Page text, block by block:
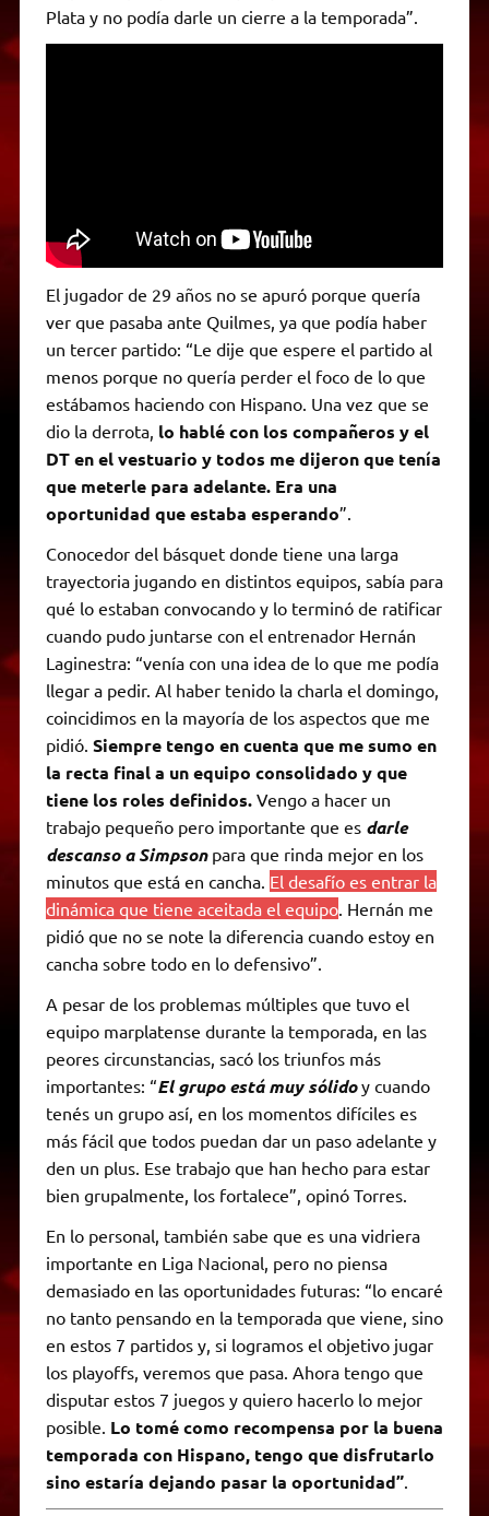
Plata y no podía darle un cierre a la temporada”.
El jugador de 29 años no se apuró porque quería
ver que pasaba ante Quilmes, ya que podía haber
un tercer partido: “Le dije que espere el partido al
menos porque no quería perder el foco de lo que
estábamos haciendo con Hispano. Una vez que se
dio la derrota, lo hablé con los compañeros y el
DT en el vestuario y todos me dijeron que tenía
que meterle para adelante. Era una
oportunidad que estaba esperando”.
Conocedor del básquet donde tiene una larga
trayectoria jugando en distintos equipos, sabía para
qué lo estaban convocando y lo terminó de ratificar
cuando pudo juntarse con el entrenador Hernán
Laginestra: “venía con una idea de lo que me podía
llegar a pedir. Al haber tenido la charla el domingo,
coincidimos en la mayoría de los aspectos que me
pidió. Siempre tengo en cuenta que me sumo en
la recta final a un equipo consolidado y que
tiene los roles definidos.Vengo a hacer un
trabajo pequeño pero importante que es darle
descanso a Simpsonpara que rinda mejor en los
minutos que está en cancha. El desafío es entrar la
dinámica que tiene aceitada el equipo. Hernán me
pidió que no se note la diferencia cuando estoy en
cancha sobre todo en lo defensivo”.
A pesar de los problemas múltiples que tuvo el
equipo marplatense durante la temporada, en las
peores circunstancias, sacó los triunfos más
importantes: “El grupo está muy sólido y cuando
tenés un grupo así, en los momentos difíciles es
más fácil que todos puedan dar un paso adelante y
den un plus. Ese trabajo que han hecho para estar
bien grupalmente, los fortalece”, opinó Torres.
En lo personal, también sabe que es una vidriera
importante en Liga Nacional, pero no piensa
demasiado en las oportunidades futuras: “lo encaré
no tanto pensando en la temporada que viene, sino
en estos 7 partidos y, si logramos el objetivo jugar
los playoffs, veremos que pasa. Ahora tengo que
disputar estos 7 juegos y quiero hacerlo lo mejor
posible. Lo tomé como recompensa por la buena
temporada con Hispano, tengo que disfrutarlo
sino estaría dejando pasar la oportunidad”.